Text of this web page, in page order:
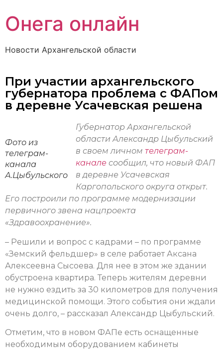
Онега онлайн
Новости Архангельской области
При участии архангельского
губернатора проблема с ФАПом
в деревне Усачевская решена
Фото из
телеграм-
канала
А.Цыбульского
Губернатор Архангельской
области Александр Цыбульский
в своем личном телеграм-
канале сообщил, что новый ФАП
в деревне Усачевская
Каргопольского округа открыт.
Его построили по программе модернизации
первичного звена нацпроекта
«Здравоохранение».
– Решили и вопрос с кадрами – по программе
«Земский фельдшер» в селе работает Аксана
Алексеевна Сысоева. Для нее в этом же здании
обустроена квартира. Теперь жителям деревни
не нужно ездить за 30 километров для получения
медицинской помощи. Этого события они ждали
очень долго, – рассказал Александр Цыбульский.
Отметим, что в новом ФАПе есть оснащенные
необходимым оборудованием кабинеты